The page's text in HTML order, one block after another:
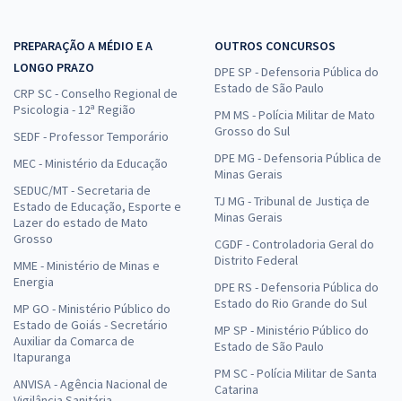
PREPARAÇÃO A MÉDIO E A
LONGO PRAZO
CRP SC - Conselho Regional de
Psicologia - 12ª Região
SEDF - Professor Temporário
MEC - Ministério da Educação
SEDUC/MT - Secretaria de
Estado de Educação, Esporte e
Lazer do estado de Mato
Grosso
MME - Ministério de Minas e
Energia
MP GO - Ministério Público do
Estado de Goiás - Secretário
Auxiliar da Comarca de
Itapuranga
ANVISA - Agência Nacional de
OUTROS CONCURSOS
DPE SP - Defensoria Pública do
Estado de São Paulo
PM MS - Polícia Militar de Mato
Grosso do Sul
DPE MG - Defensoria Pública de
Minas Gerais
TJ MG - Tribunal de Justiça de
Minas Gerais
CGDF - Controladoria Geral do
Distrito Federal
DPE RS - Defensoria Pública do
Estado do Rio Grande do Sul
MP SP - Ministério Público do
Estado de São Paulo
PM SC - Polícia Militar de Santa
Catarina